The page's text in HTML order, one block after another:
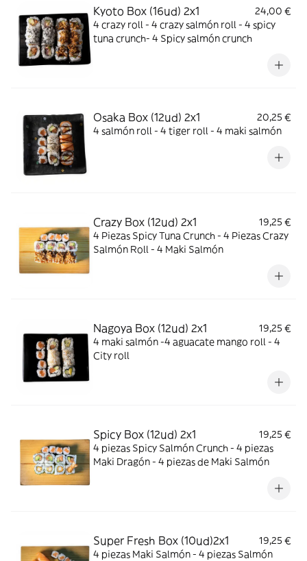
Kyoto Box (16ud) 2x1
24,00 €
4 crazy roll - 4 crazy salmón roll - 4 spicy
tuna crunch- 4 Spicy salmón crunch
Osaka Box (12ud) 2x1
20,25 €
4 salmón roll - 4 tiger roll - 4 maki salmón
Crazy Box (12ud) 2x1
19,25 €
4 Piezas Spicy Tuna Crunch - 4 Piezas Crazy
Salmón Roll - 4 Maki Salmón
Nagoya Box (12ud) 2x1
19,25 €
4 maki salmón -4 aguacate mango roll - 4
City roll
Spicy Box (12ud) 2x1
19,25 €
4 piezas Spicy Salmón Crunch - 4 piezas
Maki Dragón - 4 piezas de Maki Salmón
Super Fresh Box (10ud)2x1
19,25 €
4 piezas Maki Salmón - 4 piezas Salmón